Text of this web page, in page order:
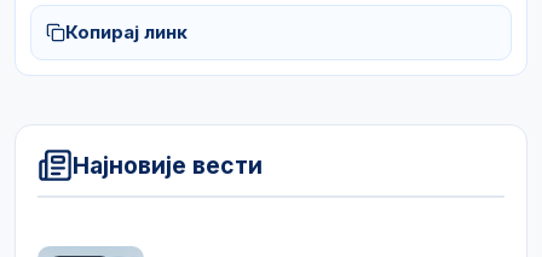
Копирај линк
Најновије вести